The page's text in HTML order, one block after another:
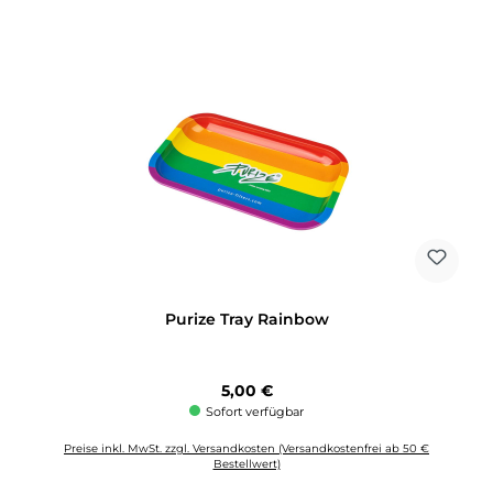
Purize Tray Rainbow
Regulärer Preis:
5,00 €
Sofort verfügbar
Preise inkl. MwSt. zzgl. Versandkosten (Versandkostenfrei ab 50 €
Bestellwert)